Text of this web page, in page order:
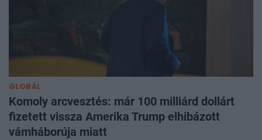
GLOBÁL
Komoly arcvesztés: már 100 milliárd dollárt
fizetett vissza Amerika Trump elhibázott
vámháborúja miatt